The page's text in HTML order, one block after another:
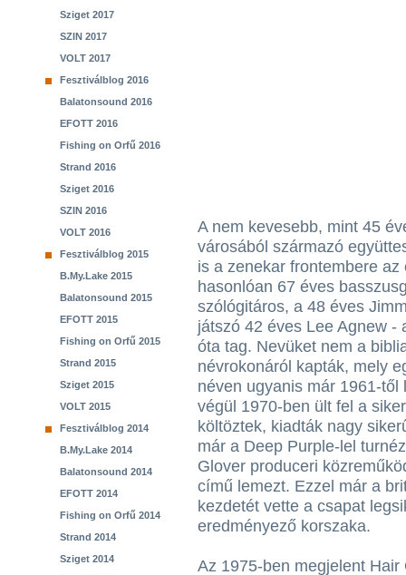
Sziget 2017
SZIN 2017
VOLT 2017
Fesztiválblog 2016
Balatonsound 2016
EFOTT 2016
Fishing on Orfű 2016
Strand 2016
Sziget 2016
SZIN 2016
VOLT 2016
Fesztiválblog 2015
B.My.Lake 2015
Balatonsound 2015
EFOTT 2015
Fishing on Orfű 2015
Strand 2015
Sziget 2015
VOLT 2015
Fesztiválblog 2014
B.My.Lake 2014
Balatonsound 2014
EFOTT 2014
Fishing on Orfű 2014
Strand 2014
Sziget 2014
A nem kevesebb, mint 45
városából származó
is a zenekar frontembere
hasonlóan 67 éves
szólógitáros, a 48 éves
játszó 42 éves Lee Agnew -
óta tag. Nevüket nem a
névrokonáról kapták, mely
néven ugyanis már 1961-
végül 1970-ben ült fel a
költöztek, kiadták nagy
már a Deep Purple-lel
Glover produceri
című lemezt. Ezzel már a
kezdetét vette a csapat
eredményező korszaka.
Az 1975-ben megjelent